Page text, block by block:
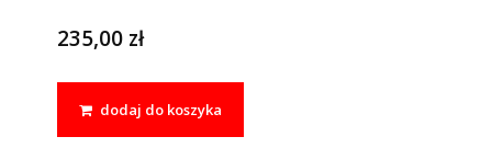
235,00 zł
dodaj do koszyka